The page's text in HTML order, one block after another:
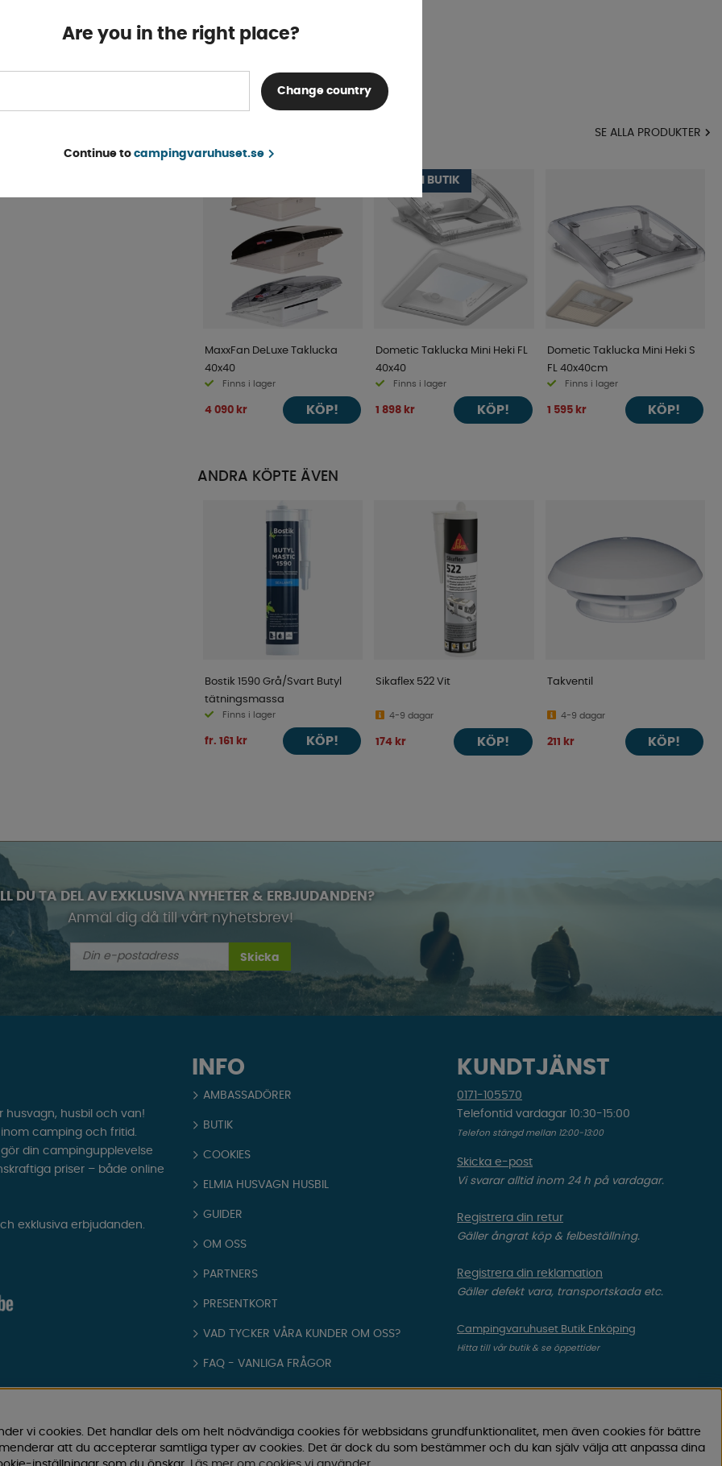
Finns i lager
SE ALLA PRODUKTER
MaxxFan DeLuxe Taklucka
40x40
Finns i lager
4 090 kr KÖP!
VISAS I BUTIK
Dometic Taklucka Mini Heki FL
40x40
Finns i lager
1 898 kr KÖP!
Dometic Taklucka Mini Heki S
FL 40x40cm
Finns i lager
1 595 kr KÖP!
ANDRA KÖPTE ÄVEN
Bostik 1590 Grå/Svart Butyl
tätningsmassa
Finns i lager
fr. 161 kr KÖP!
Sikaflex 522 Vit
4-9 dagar
174 kr KÖP!
Takventil
4-9 dagar
211 kr KÖP!
Are you in the right place?
Change country
Continue to campingvaruhuset.se
DU TA DEL AV EXKLUSIVA NYHETER & ERBJUDANDEN?
Anmäl dig då till vårt nyhetsbrev!
Skicka
INFO
AMBASSADÖRER
BUTIK
COOKIES
ELMIA HUSVAGN HUSBIL
GUIDER
OM OSS
PARTNERS
PRESENTKORT
VAD TYCKER VÅRA KUNDER OM OSS?
FAQ - VANLIGA FRÅGOR
KÖPVILLKOR
KUNDTJÄNST
0171-105570
Telefontid vardagar 10:30-15:00
Telefon stängd mellan 12:00-13:00
Skicka e-post
Vi svarar alltid inom 24 h på vardagar.
Registrera din retur
Gäller ångrat köp & felbeställning.
Registrera din reklamation
Gäller defekt vara, transportskada etc.
Campingvaruhuset Butik Enköping
Hitta till vår butik & se öppettider
husvagn, husbil och van!
camping och fritid.
din campingupplevelse
priser – både online
exklusiva erbjudanden.
vi cookies. Det handlar dels om helt nödvändiga cookies för webbsidans grundfunktionalitet, men även cookies för bättre
att du accepterar samtliga typer av cookies. Det är dock du som bestämmer och du kan själv välja att anpassa dina